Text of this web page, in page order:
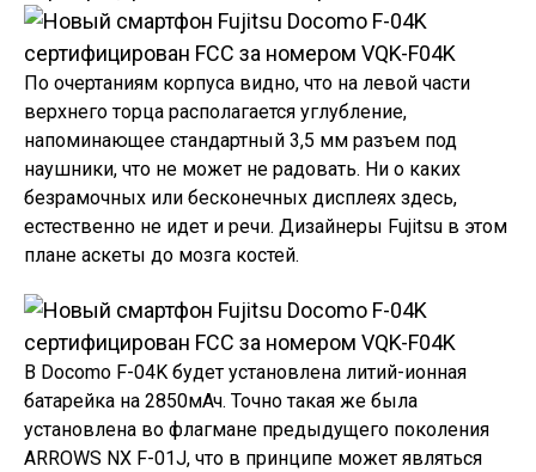
По очертаниям корпуса видно, что на левой части
верхнего торца располагается углубление,
напоминающее стандартный 3,5 мм разъем под
наушники, что не может не радовать. Ни о каких
безрамочных или бесконечных дисплеях здесь,
естественно не идет и речи. Дизайнеры Fujitsu в этом
плане аскеты до мозга костей.
В Docomo F-04K будет установлена литий-ионная
батарейка на 2850мАч. Точно такая же была
установлена во флагмане предыдущего поколения
ARROWS NX F-01J, что в принципе может являться